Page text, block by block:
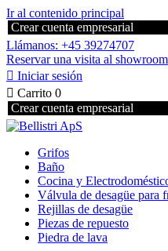
Ir al contenido principal
Crear cuenta empresarial
Llámanos: +45 39274707
Reservar una visita al showroom
 Iniciar sesión
 Carrito 0
Crear cuenta empresarial
Grifos
Baño
Cocina y
Válvula de desagüe para
Rejillas de desagüe
Piezas de repuesto
Piedra de lava